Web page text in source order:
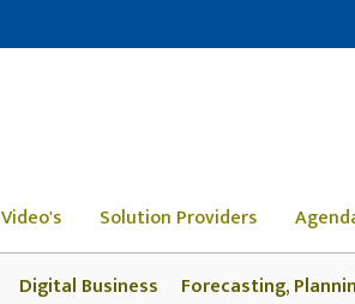
Video's Solution Providers
Digital Business Forecasting,